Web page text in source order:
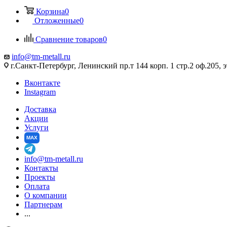
Корзина0
Отложенные0
Сравнение товаров0
info@tm-metall.ru
г.Санкт-Петербург, Ленинский пр.т 144 корп. 1 стр.2 оф.205,
Вконтакте
Instagram
Доставка
Акции
Услуги
MAX
info@tm-metall.ru
Контакты
Проекты
Оплата
О компании
Партнерам
...